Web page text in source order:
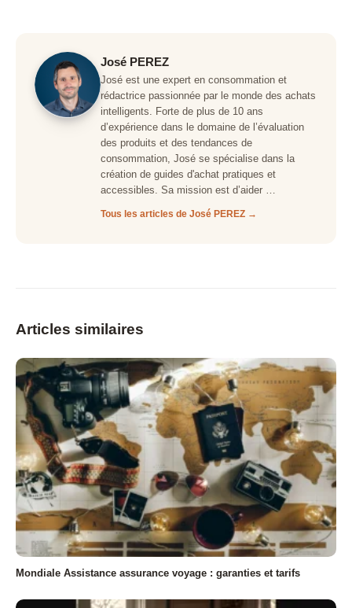
José PEREZ
José est une expert en consommation et
rédactrice passionnée par le monde des achats
intelligents. Forte de plus de 10 ans
d’expérience dans le domaine de l’évaluation
des produits et des tendances de
consommation, José se spécialise dans la
création de guides d'achat pratiques et
accessibles. Sa mission est d’aider …
Tous les articles de José PEREZ →
Articles similaires
Mondiale Assistance assurance voyage : garanties et tarifs